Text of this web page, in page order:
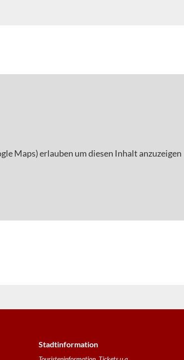
Maps) erlauben um diesen Inhalt anzuzeigen
Stadtinformation